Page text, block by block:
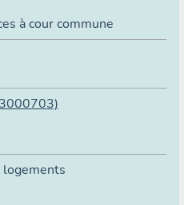
à cour commune